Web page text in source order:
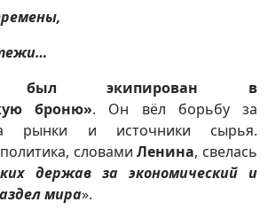
был экипирован в
броню». Он вёл борьбу за
рынки и источники сырья.
словамиЛенина, свелась
держав за экономический и
мира».